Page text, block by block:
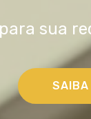
para sua
SAIBA